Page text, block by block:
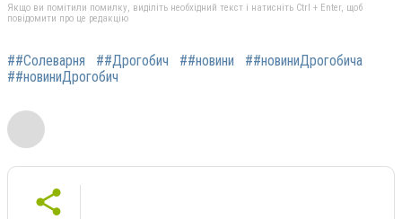
Якщо ви помітили помилку, виділіть необхідний текст і натисніть Ctrl + Enter, щоб
повідомити про це редакцію
##Солеварня ##Дрогобич ##новини
##новиниДрогобича
##новиниДрогобич